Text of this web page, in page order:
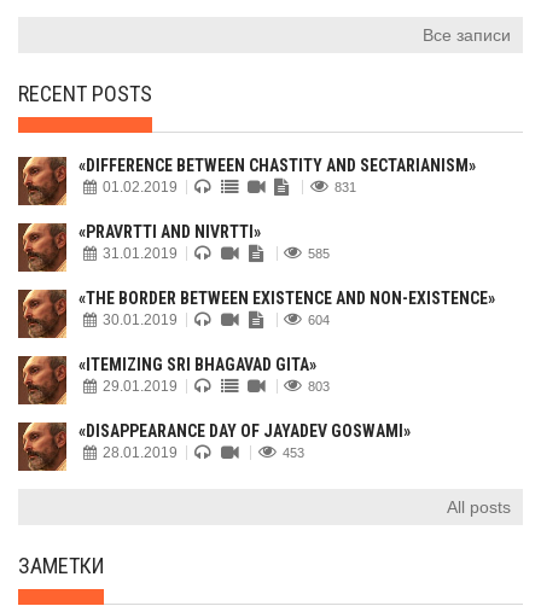
Все записи
RECENT POSTS
«DIFFERENCE BETWEEN CHASTITY AND SECTARIANISM»
01.02.2019 831
«PRAVRTTI AND NIVRTTI»
31.01.2019 585
«THE BORDER BETWEEN EXISTENCE AND NON-EXISTENCE»
30.01.2019 604
«ITEMIZING SRI BHAGAVAD GITA»
29.01.2019 803
«DISAPPEARANCE DAY OF JAYADEV GOSWAMI»
28.01.2019 453
All posts
ЗАМЕТКИ